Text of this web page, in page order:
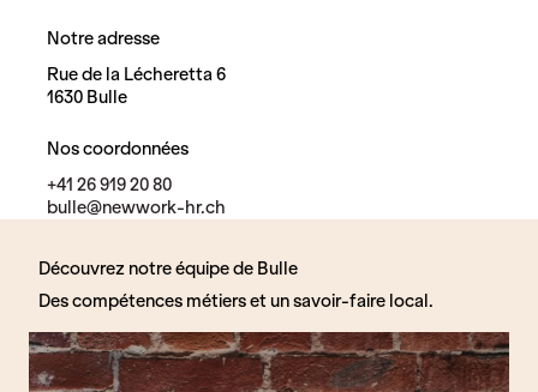
Notre adresse
Rue de la Lécheretta 6
1630 Bulle
Nos coordonnées
+41 26 919 20 80
bulle@newwork-hr.ch
Découvrez notre équipe de Bulle
Des compétences métiers et un savoir-faire local.